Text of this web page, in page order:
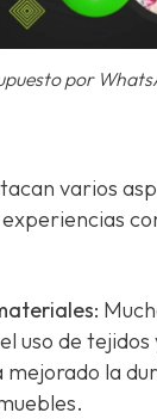
por
varios
uso de
la